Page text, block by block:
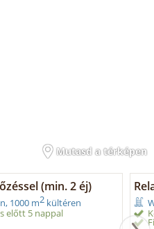
Mutasd a térképen
(min. 2 éj)
1000 m2 kültéren
előtt 5 nappal